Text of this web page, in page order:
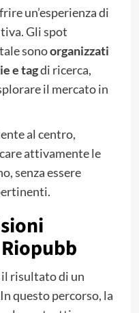
un’esperienza di
Gli spot
sonoorganizzati
e tagdi ricerca,
il mercato in
al centro,
attivamente le
senza essere
il risultato di un
questo percorso, la